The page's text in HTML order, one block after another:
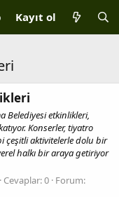
Kayıt ol
Belediyesi etkinlikleri,
Konserler, tiyatro
çeşitli aktivitelerle dolu bir
halkı bir araya getiriyor
Cevaplar: 0 Forum: